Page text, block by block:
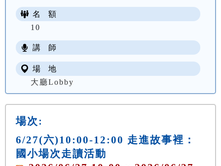
名 額
10
講 師
場 地
大廳Lobby
場次:
6/27(六)10:00-12:00 走進故事裡：
國小場次走讀活動